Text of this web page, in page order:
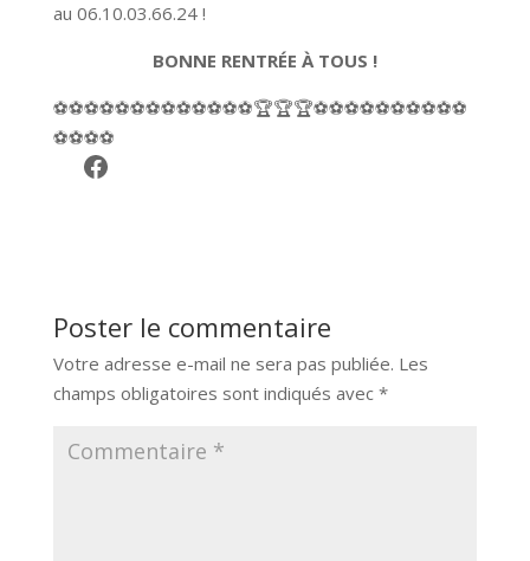
au 06.10.03.66.24 !
BONNE RENTRÉE À TOUS !
⚽️⚽️⚽️⚽️⚽️⚽️⚽️⚽️⚽️⚽️⚽️⚽️⚽️🏆🏆🏆⚽️⚽️⚽️⚽️⚽️⚽️⚽️⚽️⚽️⚽️
⚽️⚽️⚽️⚽️
Facebook
Poster le commentaire
Votre adresse e-mail ne sera pas publiée. Les
champs obligatoires sont indiqués avec *